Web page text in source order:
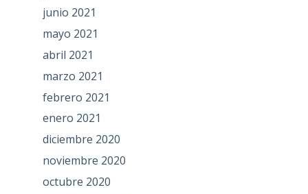
junio 2021
mayo 2021
abril 2021
marzo 2021
febrero 2021
enero 2021
diciembre 2020
noviembre 2020
octubre 2020